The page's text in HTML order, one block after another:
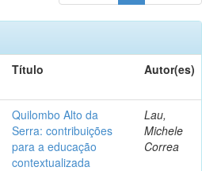
Título Autor(es)
Quilombo Alto da
Serra: contribuições
para a educação
contextualizada
Lau,
Michele
Correa